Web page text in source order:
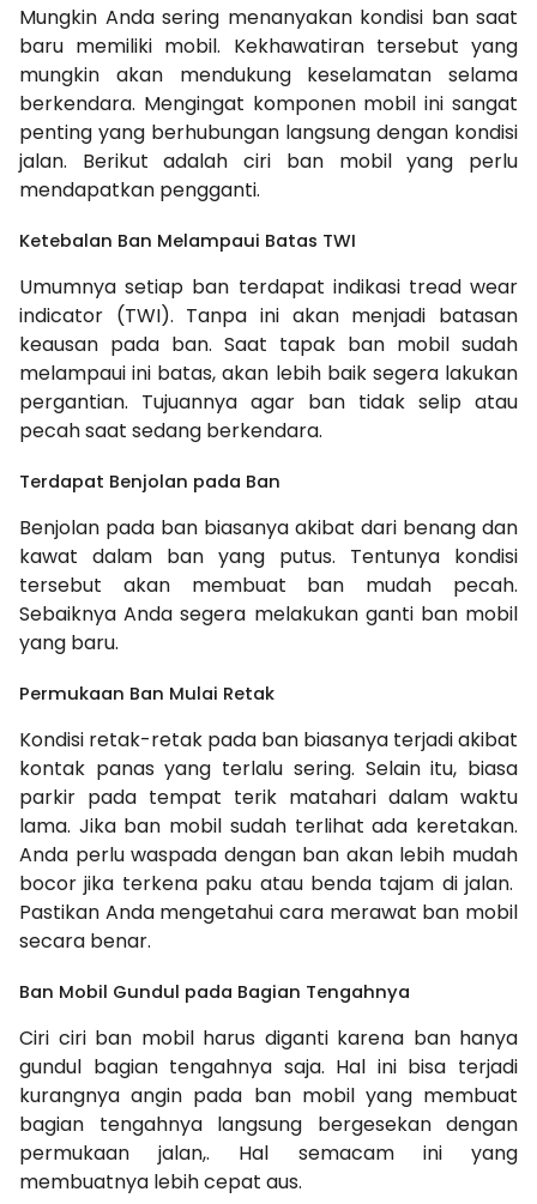
Mungkin Anda sering menanyakan kondisi ban saat
baru memiliki mobil. Kekhawatiran tersebut yang
mungkin akan mendukung keselamatan selama
berkendara. Mengingat komponen mobil ini sangat
penting yang berhubungan langsung dengan kondisi
jalan. Berikut adalah ciri ban mobil yang perlu
mendapatkan pengganti.
Ketebalan Ban Melampaui Batas TWI
Umumnya setiap ban terdapat indikasi tread wear
indicator (TWI). Tanpa ini akan menjadi batasan
keausan pada ban. Saat tapak ban mobil sudah
melampaui ini batas, akan lebih baik segera lakukan
pergantian. Tujuannya agar ban tidak selip atau
pecah saat sedang berkendara.
Terdapat Benjolan pada Ban
Benjolan pada ban biasanya akibat dari benang dan
kawat dalam ban yang putus. Tentunya kondisi
tersebut akan membuat ban mudah pecah.
Sebaiknya Anda segera melakukan ganti ban mobil
yang baru.
Permukaan Ban Mulai Retak
Kondisi retak-retak pada ban biasanya terjadi akibat
kontak panas yang terlalu sering. Selain itu, biasa
parkir pada tempat terik matahari dalam waktu
lama. Jika ban mobil sudah terlihat ada keretakan.
Anda perlu waspada dengan ban akan lebih mudah
bocor jika terkena paku atau benda tajam di jalan.
Pastikan Anda mengetahui cara merawat ban mobil
secara benar.
Ban Mobil Gundul pada Bagian Tengahnya
Ciri ciri ban mobil harus diganti karena ban hanya
gundul bagian tengahnya saja. Hal ini bisa terjadi
kurangnya angin pada ban mobil yang membuat
bagian tengahnya langsung bergesekan dengan
permukaan jalan,. Hal semacam ini yang
membuatnya lebih cepat aus.